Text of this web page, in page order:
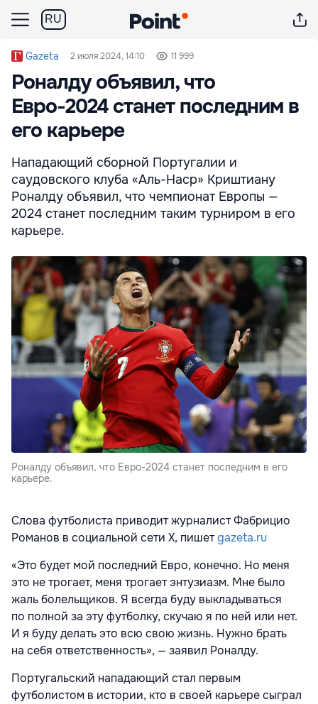
RU
Gazeta 2 июля 2024, 14:10 11 999
Роналду объявил, что
Евро-2024 станет последним в
его карьере
Нападающий сборной Португалии и
саудовского клуба «Аль-Наср» Криштиану
Роналду объявил, что чемпионат Европы —
2024 станет последним таким турниром в его
карьере.
Роналду объявил, что Евро-2024 станет последним в его
карьере.
Слова футболиста приводит журналист Фабрицио
Романов в социальной сети X, пишетgazeta.ru
«Это будет мой последний Евро, конечно. Но меня
это не трогает, меня трогает энтузиазм. Мне было
жаль болельщиков. Я всегда буду выкладываться
по полной за эту футболку, скучаю я по ней или нет.
И я буду делать это всю свою жизнь. Нужно брать
на себя ответственность», — заявил Роналду.
Португальский нападающий стал первым
футболистом в истории, кто в своей карьере сыграл